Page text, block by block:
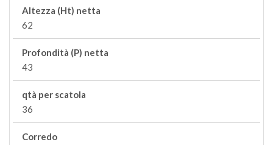
Altezza (Ht) netta
62
Profondità (P) netta
43
qtà per scatola
36
Corredo